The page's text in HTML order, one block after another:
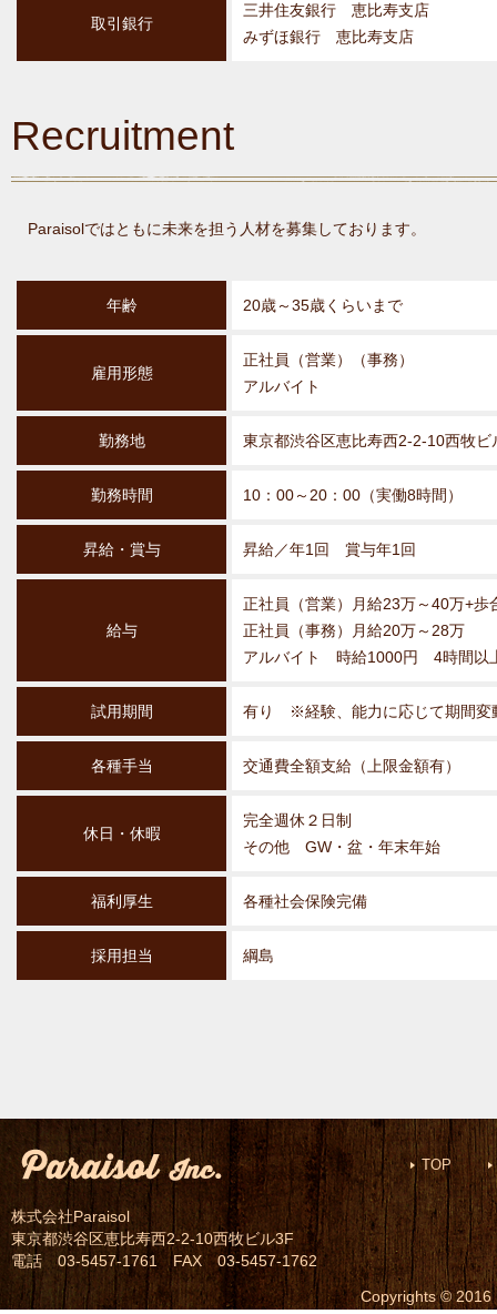
取引銀行
三井住友銀行 恵比寿支店
みずほ銀行 恵比寿支店
Recruitment
Paraisolではともに未来を担う人材を募集しております。
年齢 20歳～35歳くらいまで
雇用形態
正社員（営業）（事務）
アルバイト
勤務地 東京都渋谷区恵比寿西2-2-10西牧ビ
勤務時間 10：00～20：00（実働8時間）
昇給・賞与 昇給／年1回 賞与年1回
給与
正社員（営業）月給23万～40万+歩
正社員（事務）月給20万～28万
アルバイト 時給1000円 4時間以
試用期間 有り ※経験、能力に応じて期間変
各種手当 交通費全額支給（上限金額有）
休日・休暇
完全週休２日制
その他 GW・盆・年末年始
福利厚生 各種社会保険完備
採用担当 綱島
TOP
株式会社Paraisol
東京都渋谷区恵比寿西2-2-10西牧ビル3F
電話 03-5457-1761 FAX 03-5457-1762
Copyrights © 2016